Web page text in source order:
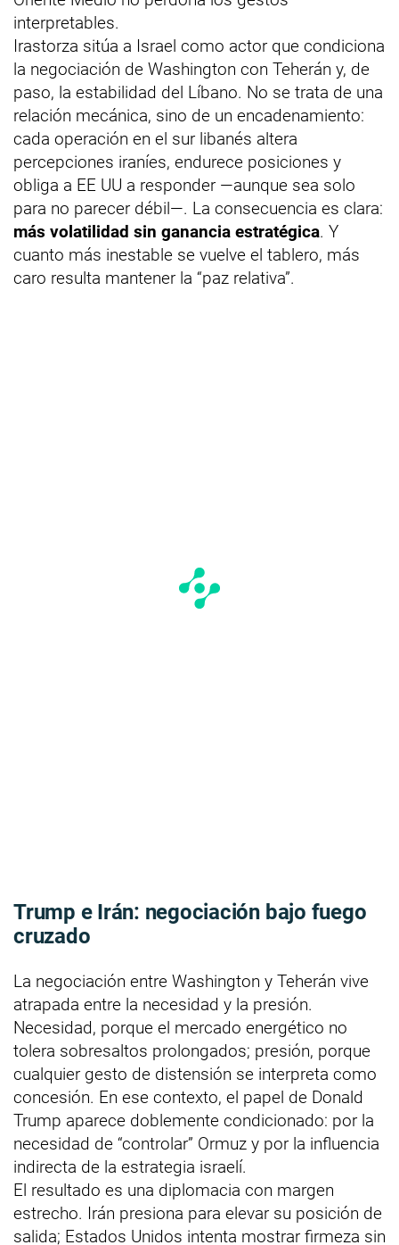
interpretables.
Irastorza sitúa a Israel como actor que condiciona
la negociación de Washington con Teherán y, de
paso, la estabilidad del Líbano. No se trata de una
relación mecánica, sino de un encadenamiento:
cada operación en el sur libanés altera
percepciones iraníes, endurece posiciones y
obliga a EE UU a responder —aunque sea solo
para no parecer débil—. La consecuencia es clara:
más volatilidad sin ganancia estratégica. Y
cuanto más inestable se vuelve el tablero, más
caro resulta mantener la “paz relativa”.
Trump e Irán: negociación bajo fuego
cruzado
La negociación entre Washington y Teherán vive
atrapada entre la necesidad y la presión.
Necesidad, porque el mercado energético no
tolera sobresaltos prolongados; presión, porque
cualquier gesto de distensión se interpreta como
concesión. En ese contexto, el papel de Donald
Trump aparece doblemente condicionado: por la
necesidad de “controlar” Ormuz y por la influencia
indirecta de la estrategia israelí.
El resultado es una diplomacia con margen
estrecho. Irán presiona para elevar su posición de
salida; Estados Unidos intenta mostrar firmeza sin